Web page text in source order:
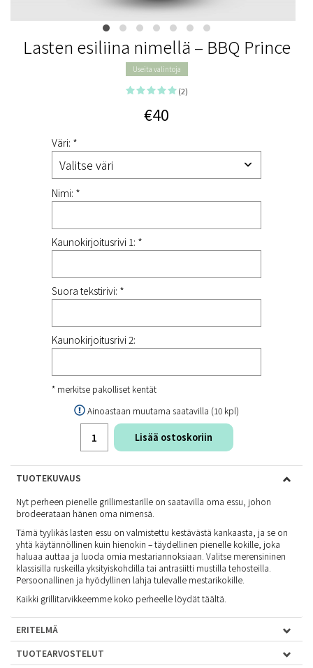
Lasten esiliina nimellä – BBQ Prince
Useita valintoja
(2)
€40
Väri: *
Nimi: *
Kaunokirjoitusrivi 1: *
Suora tekstirivi: *
Kaunokirjoitusrivi 2:
* merkitse pakolliset kentät
Ainoastaan muutama saatavilla (10 kpl)
Lisää ostoskoriin
TUOTEKUVAUS
Nyt perheen pienelle grillimestarille on saatavilla oma essu, johon
brodeerataan hänen oma nimensä.
Tämä tyylikäs lasten essu on valmistettu kestävästä kankaasta, ja se on
yhtä käytännöllinen kuin hienokin – täydellinen pienelle kokille, joka
haluaa auttaa ja luoda omia mestariannoksiaan. Valitse merensininen
klassisilla ruskeilla yksityiskohdilla tai antrasiitti mustilla tehosteilla.
Persoonallinen ja hyödyllinen lahja tulevalle mestarikokille.
Kaikki grillitarvikkeemme koko perheelle löydättäältä
ERITELMÄ
TUOTEARVOSTELUT